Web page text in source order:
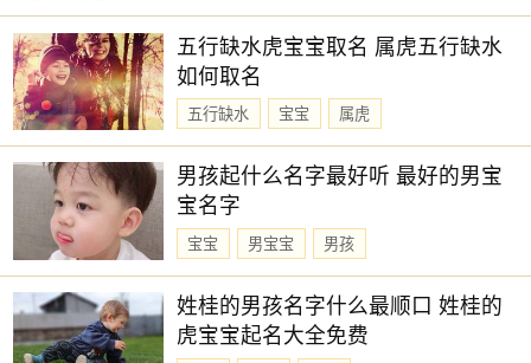
五行缺水虎宝宝取名 属虎五行缺水
如何取名
五行缺水 宝宝 属虎
男孩起什么名字最好听 最好的男宝
宝名字
宝宝 男宝宝 男孩
姓桂的男孩名字什么最顺口 姓桂的
虎宝宝起名大全免费